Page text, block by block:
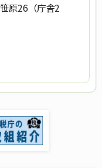
原26（庁舎2